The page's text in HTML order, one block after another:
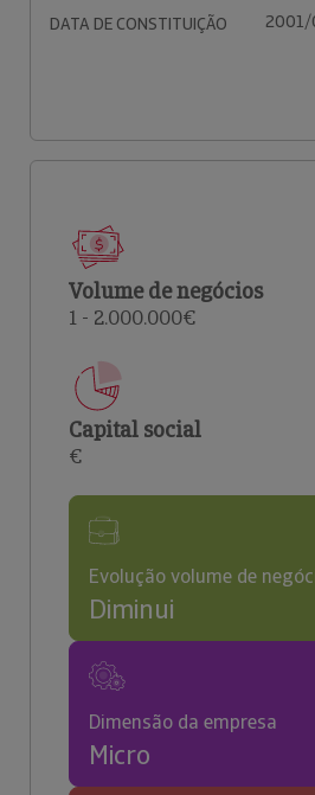
DATA DE CONSTITUIÇÃO
Volume de negócios
1 - 2.000.000€
Capital social
€
Evolução volume de
Diminui
Dimensão da empresa
Micro